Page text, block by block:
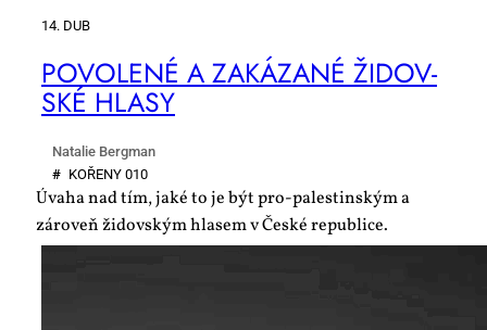
14. DUB
PO­VO­LE­NÉ A ZA­KÁ­ZA­NÉ ŽI­DOV­
SKÉ HLA­SY
Natalie Bergman
# KO­ŘE­NY 010
Úvaha nad tím, jaké to je být pro-palestinským a
zároveň židovským hlasem v České republice.